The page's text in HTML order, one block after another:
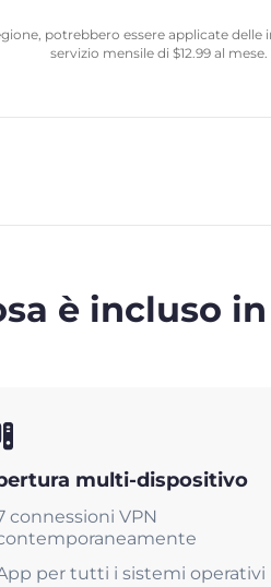
potrebbero essere applicate
servizio mensile di $12.99al mese.
è incluso
multi-dispositivo
connessioni VPN
per tutti i sistemi operativi